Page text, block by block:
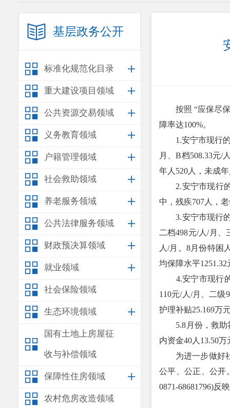
基层政务公开
标准化规范化目录
重大建设项目领域
公共资源交易领域
义务教育领域
户籍管理领域
社会救助领域
养老服务领域
公共法律服务领域
财政预决算领域
就业领域
社会保险领域
生态环境领域
国有土地上房屋征
收与补偿领域
保障性住房领域
农村危房改造领域
按照 “应保尽保
障率达100%。
1.安宁市现行的
月、B档508.33元/
年人520人，未成
2.安宁市现行的
中，残疾707人，
3.安宁市现行的
二档498元/人/月
人/月。8月份特困
均保障水平1251.32
4.安宁市现行的
110元/人/月、二级
护理补贴25.169万
5.8月份，救助符
内资金40人13.50万
为进一步做好社
公平、公正、公开
0871-68681796)反